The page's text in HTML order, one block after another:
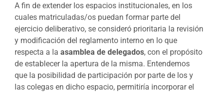
A fin de extender los espacios institucionales, en los
cuales matriculadas/os puedan formar parte del
ejercicio deliberativo, se consideró prioritaria la revisión
y modificación del reglamento interno en lo que
respecta a la asamblea de delegados, con el propósito
de establecer la apertura de la misma. Entendemos
que la posibilidad de participación por parte de los y
las colegas en dicho espacio, permitiría incorporar el